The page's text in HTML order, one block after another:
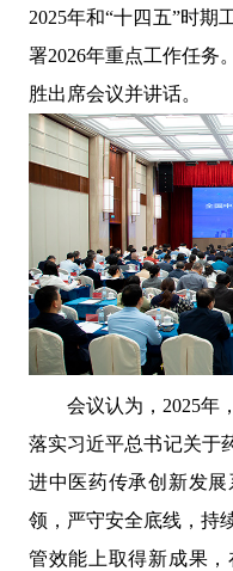
2025年和“十四五”时期
署2026年重点工作任务
胜出席会议并讲话。
会议认为，2025年，
落实习近平总书记关于
进中医药传承创新发展
领，严守安全底线，持
管效能上取得新成果